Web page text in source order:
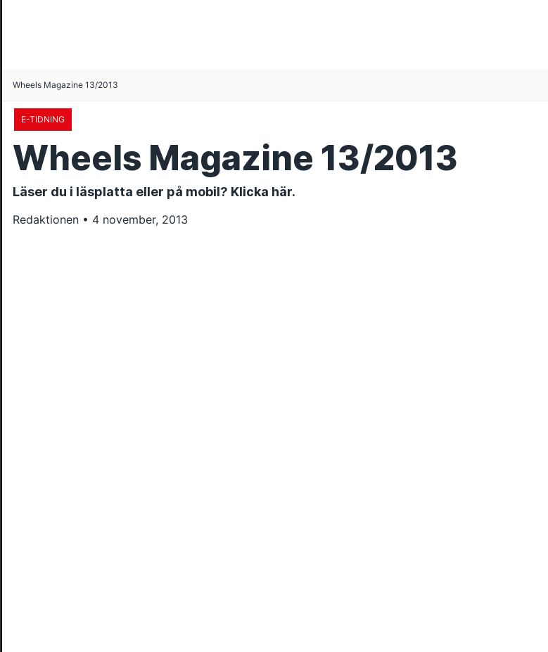
Wheels Magazine 13/2013
E-TIDNING
Wheels Magazine 13/2013
Läser du i läsplatta eller på mobil? Klicka här.
Redaktionen • 4 november, 2013